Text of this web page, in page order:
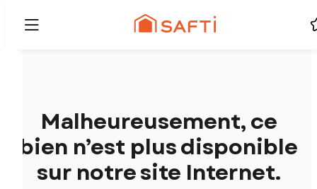
Malheureusement, ce
bien n’est plus disponible
sur notre site Internet.